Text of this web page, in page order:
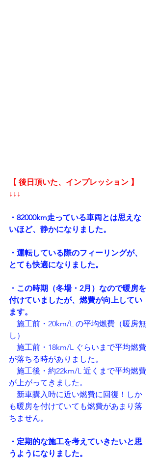
【 後日頂いた、インプレッション 】
↓↓↓
・82000km走っている車両とは思えな
いほど、静かになりました。
・運転している際のフィーリングが、
とても快適になりました。
・この時期（冬場・2月）なので暖房を
付けていましたが、燃費が向上してい
ます。
施工前・20km/L の平均燃費（暖房無
し）
施工前・18km/L ぐらいまで平均燃費
が落ちる時がありました。
施工後・約22km/L 近くまで平均燃費
が上がってきました。
新車購入時に近い燃費に回復！しか
も暖房を付けていても燃費があまり落
ちません。
・定期的な施工を考えていきたいと思
うようになりました。